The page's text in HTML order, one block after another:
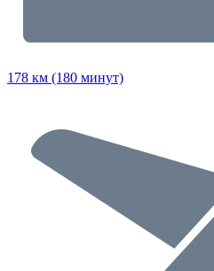
178 км (180 минут)